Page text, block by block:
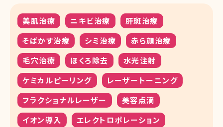
美肌治療 ニキビ治療
肝斑治療
そばかす治療
シミ治療
赤ら顔治療
毛穴治療
ほくろ除去
水光注射
ケミカルピーリング
レーザートーニング
フラクショナルレーザー
美容点滴
イオン導入
エレクトロポレーション